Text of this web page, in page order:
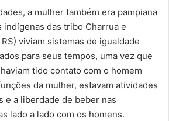
a mulher também era pampiana
indígenas das tribo Charrua e
viviam sistemas de igualdade
para seus tempos, uma vez que
tido contato com o homem
da mulher, estavam atividades
e a liberdade de beber nas
lado a lado com os homens.